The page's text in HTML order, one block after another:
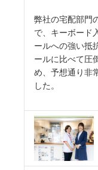
弊社の宅配部門
で、キーボード
ールへの強い抵
ールに比べて圧
め、予想通り非
した。